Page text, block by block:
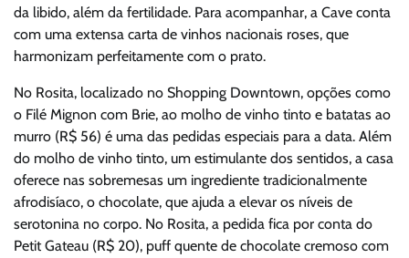
da libido, além da fertilidade. Para acompanhar, a Cave conta
com uma extensa carta de vinhos nacionais roses, que
harmonizam perfeitamente com o prato.
No Rosita, localizado no Shopping Downtown, opções como
o Filé Mignon com Brie, ao molho de vinho tinto e batatas ao
murro (R$ 56) é uma das pedidas especiais para a data. Além
do molho de vinho tinto, um estimulante dos sentidos, a casa
oferece nas sobremesas um ingrediente tradicionalmente
afrodisíaco, o chocolate, que ajuda a elevar os níveis de
serotonina no corpo. No Rosita, a pedida fica por conta do
Petit Gateau (R$ 20), puff quente de chocolate cremoso com